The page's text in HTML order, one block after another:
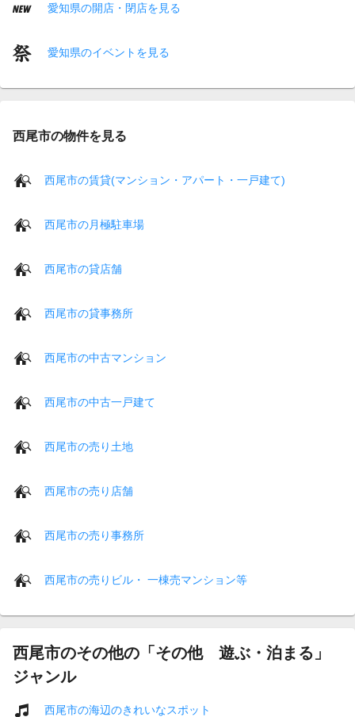
愛知県の開店・閉店を見る
愛知県のイベントを見る
西尾市の物件を見る
西尾市の賃貸(マンション・アパート・一戸建て)
西尾市の月極駐車場
西尾市の貸店舗
西尾市の貸事務所
西尾市の中古マンション
西尾市の中古一戸建て
西尾市の売り土地
西尾市の売り店舗
西尾市の売り事務所
西尾市の売りビル・ 一棟売マンション等
西尾市のその他の「その他 遊ぶ・泊まる」
ジャンル
西尾市の海辺のきれいなスポット